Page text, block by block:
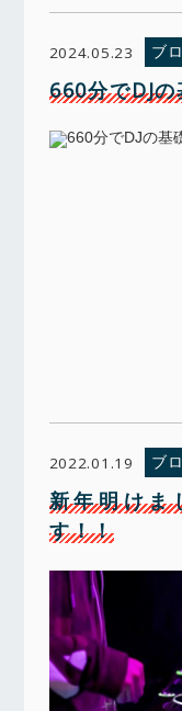
2024.05.23 ブ
660分でDJ
2022.01.19 ブ
新年明けま
す！！